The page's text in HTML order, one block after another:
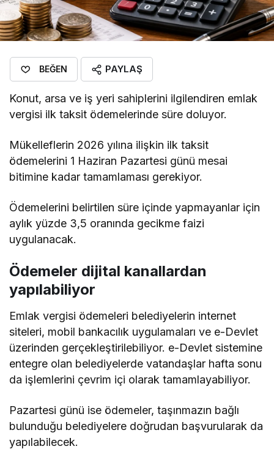
BEĞEN PAYLAŞ
Konut, arsa ve iş yeri sahiplerini ilgilendiren emlak
vergisi ilk taksit ödemelerinde süre doluyor.
Mükelleflerin 2026 yılına ilişkin ilk taksit
ödemelerini 1 Haziran Pazartesi günü mesai
bitimine kadar tamamlaması gerekiyor.
Ödemelerini belirtilen süre içinde yapmayanlar için
aylık yüzde 3,5 oranında gecikme faizi
uygulanacak.
Ödemeler dijital kanallardan
yapılabiliyor
Emlak vergisi ödemeleri belediyelerin internet
siteleri, mobil bankacılık uygulamaları ve e-Devlet
üzerinden gerçekleştirilebiliyor. e-Devlet sistemine
entegre olan belediyelerde vatandaşlar hafta sonu
da işlemlerini çevrim içi olarak tamamlayabiliyor.
Pazartesi günü ise ödemeler, taşınmazın bağlı
bulunduğu belediyelere doğrudan başvurularak da
yapılabilecek.